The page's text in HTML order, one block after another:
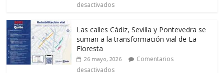
desactivados
Las calles Cádiz, Sevilla y Pontevedra se
suman a la transformación vial de La
Floresta
26 mayo, 2026
Comentarios
desactivados